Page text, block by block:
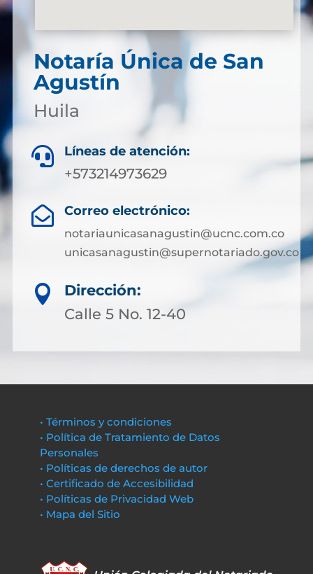
Notaría Única de San
Agustín
Huila
 Líneas de atención:
+573214973629
 Correo electrónico:
notariaunicasanagustin@ucnc.com.co
unicasanagustin@supernotariado.gov.co

Dirección:
Calle 5 No. 12-40
• Términos y condiciones
• Política de Tratamiento de Datos
Personales
• Políticas de derechos de autor
• Certificado de Accesibilidad
• Políticas de Privacidad Web
• Mapa del Sitio